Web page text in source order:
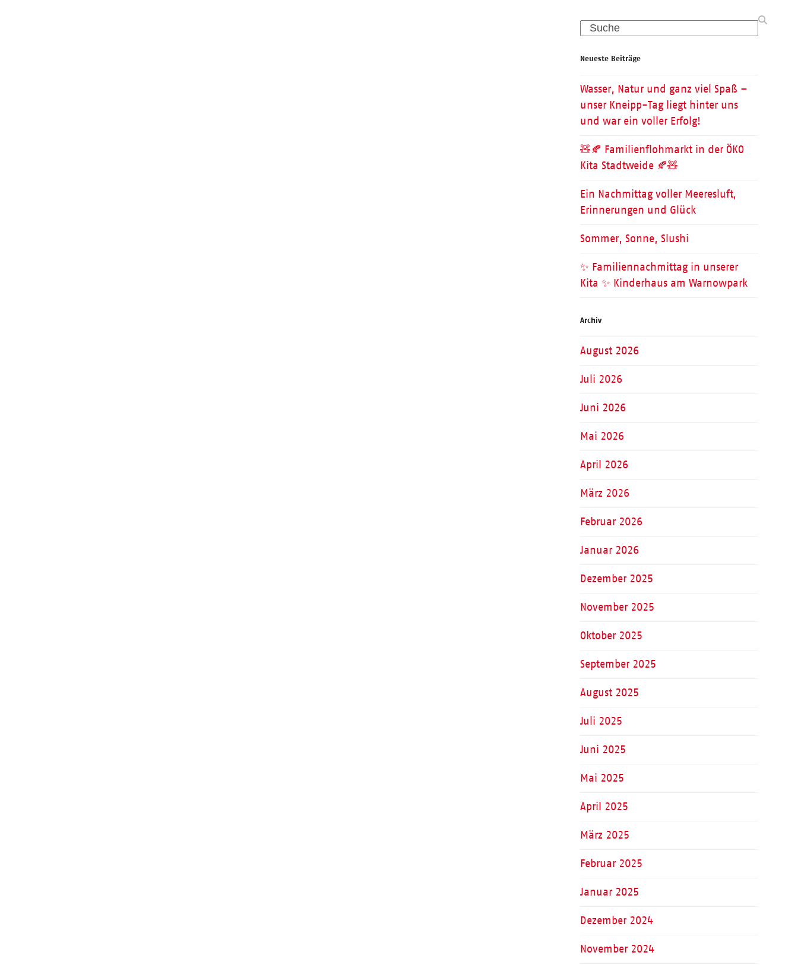
Search
Neueste Beiträge
Wasser, Natur und ganz viel Spaß –
unser Kneipp-Tag liegt hinter uns
und war ein voller Erfolg!
🧸🍂 Familienflohmarkt in der ÖKO
Kita Stadtweide 🍂🧸
Ein Nachmittag voller Meeresluft,
Erinnerungen und Glück
Sommer, Sonne, Slushi
✨ Familiennachmittag in unserer
Kita ✨ Kinderhaus am Warnowpark
Archiv
August 2026
Juli 2026
Juni 2026
Mai 2026
April 2026
März 2026
Februar 2026
Januar 2026
Dezember 2025
November 2025
Oktober 2025
September 2025
August 2025
Juli 2025
Juni 2025
Mai 2025
April 2025
März 2025
Februar 2025
Januar 2025
Dezember 2024
November 2024